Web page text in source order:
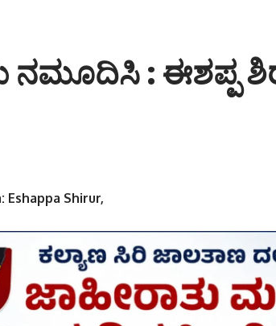
ನಮೂದಿಸಿ : ಈಶಪ್ಪ
Shirur,